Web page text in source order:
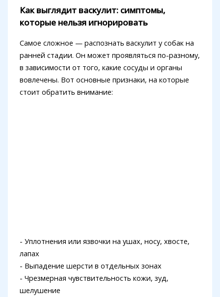
Как выглядит васкулит: симптомы,
которые нельзя игнорировать
Самое сложное — распознать васкулит у собак на
ранней стадии. Он может проявляться по-разному,
в зависимости от того, какие сосуды и органы
вовлечены. Вот основные признаки, на которые
стоит обратить внимание:
- Уплотнения или язвочки на ушах, носу, хвосте,
лапах
- Выпадение шерсти в отдельных зонах
- Чрезмерная чувствительность кожи, зуд,
шелушение